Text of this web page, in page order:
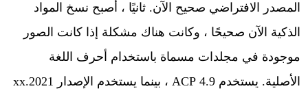
المصدر الافتراضي صحيح الآن. ثانيًا ، أصبح نسخ المواد
الذكية الآن صحيحًا ، وكانت هناك مشكلة إذا كانت الصور
موجودة في مجلدات مسماة باستخدام أحرف اللغة
الأصلية. يستخدم 4.9 ACP ، بينما يستخدم الإصدار 2021.xx